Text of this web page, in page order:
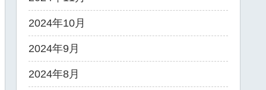
2024年10月
2024年9月
2024年8月